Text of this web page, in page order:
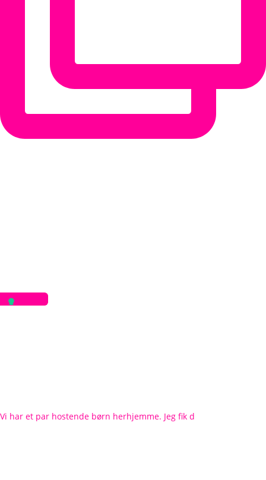
Vi har et par hostende børn herhjemme. Jeg fik d